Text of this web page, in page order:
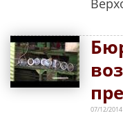
07/12/